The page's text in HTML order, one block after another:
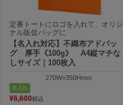
定番トートにロゴを入れて、オリジ
ナル販促バッグに
【名入れ対応】不織布アドバッ
グ 厚手《100g》 A4縦マチな
しサイズ｜100枚入
270W×350Hmm
名入れ
¥6,600税込